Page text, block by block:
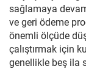
sağlamaya
ve geri ödeme
önemli ölçüde
çalıştırmak için
genellikle beş ila